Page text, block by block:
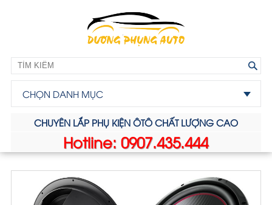
CHỌN DANH MỤC
CHUYÊN LẮP PHỤ KIỆN ÔTÔ CHẤT LƯỢNG CAO
Hotline: 0907.435.444